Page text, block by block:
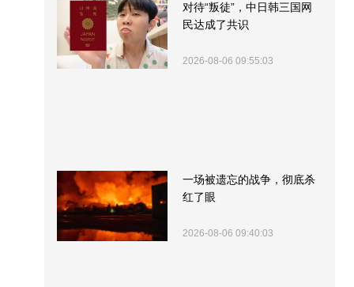
对待“叛徒”，中日韩三国网
民达成了共识
2026-08-06 09:55:03
一场被遗忘的战争，彻底杀
红了眼
2026-08-06 09:40:03